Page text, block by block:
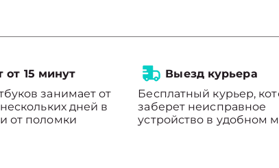
от 15 минут
занимает от
дней в
от поломки
Выезд курьера
Бесплатный курьер,
заберет неисправное
устройство в удобном